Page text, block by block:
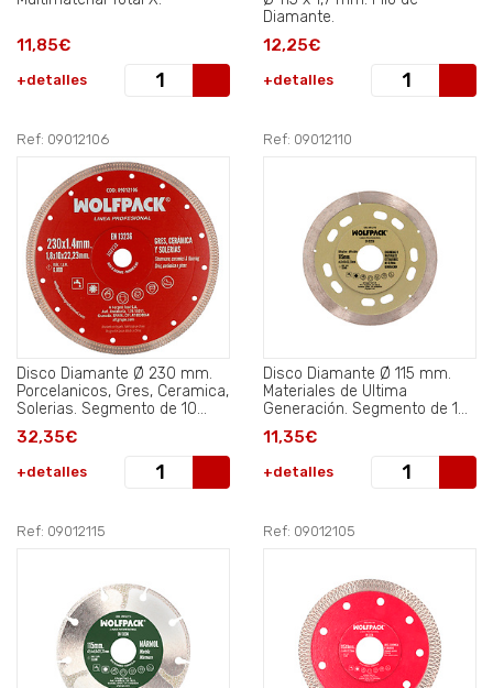
11,85€
+detalles
Diamante.
12,25€
+detalles
Ref: 09012106
Disco Diamante Ø 230 mm.
Porcelanicos, Gres, Ceramica,
Solerias. Segmento de 10
mm..
32,35€
+detalles
Ref: 09012110
Disco Diamante Ø 115 mm.
Materiales de Ultima
Generación. Segmento de 10
mm..
11,35€
+detalles
Ref: 09012115 Ref: 09012105